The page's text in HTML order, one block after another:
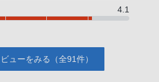
4.1
ューをみる（全91件）